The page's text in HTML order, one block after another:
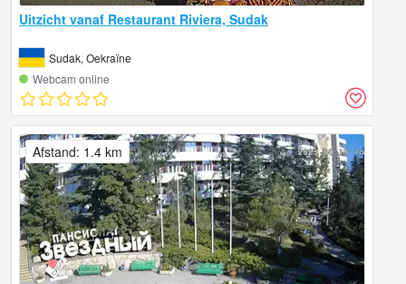
Uitzicht vanaf Restaurant Riviera, Sudak
Sudak, Oekraïne
Webcam online
Afstand: 1.4 km